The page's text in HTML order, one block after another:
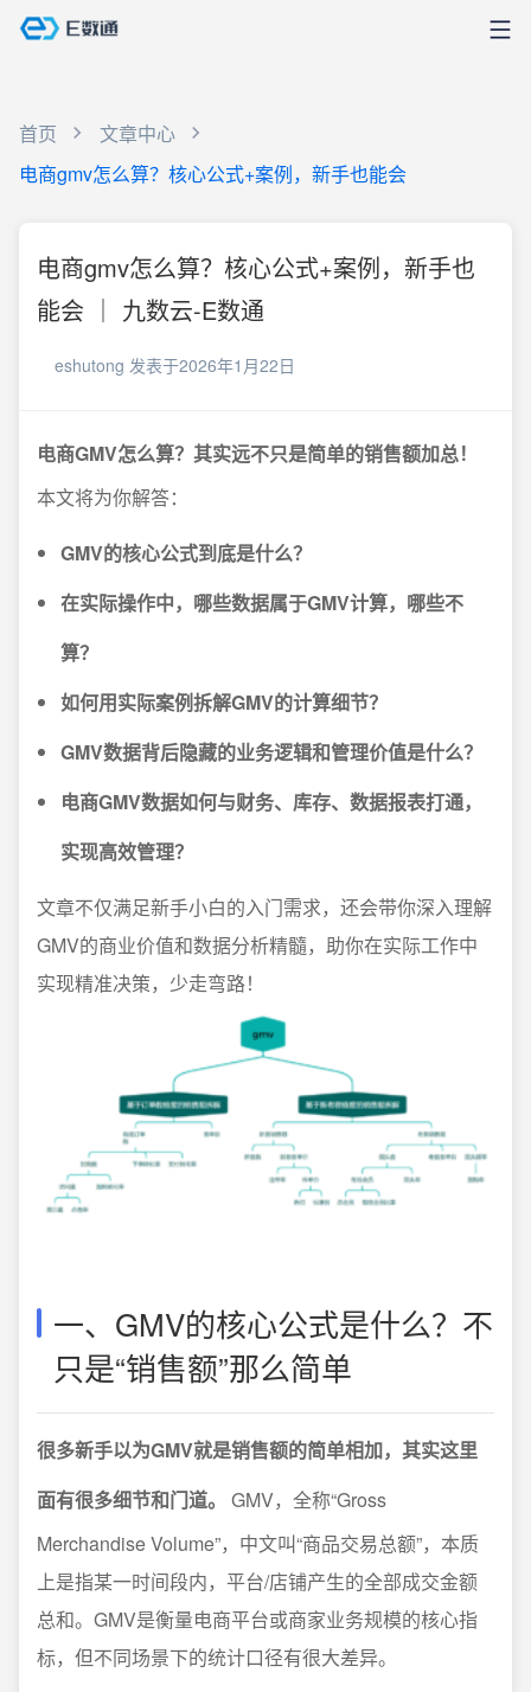
首页
文章中心
电商gmv怎么算？核心公式+案例，新手也能会
电商gmv怎么算？核心公式+案例，新手也
能会 ｜ 九数云-E数通
eshutong 发表于2026年1月22日
电商GMV怎么算？其实远不只是简单的销售额加总！
本文将为你解答：
GMV的核心公式到底是什么？
在实际操作中，哪些数据属于GMV计算，哪些不
算？
如何用实际案例拆解GMV的计算细节？
GMV数据背后隐藏的业务逻辑和管理价值是什么？
电商GMV数据如何与财务、库存、数据报表打通，
实现高效管理？
文章不仅满足新手小白的入门需求，还会带你深入理解
GMV的商业价值和数据分析精髓，助你在实际工作中
实现精准决策，少走弯路！
一、GMV的核心公式是什么？不
只是“销售额”那么简单
很多新手以为GMV就是销售额的简单相加，其实这里
面有很多细节和门道。
GMV，全称“Gross
Merchandise Volume”，中文叫“商品交易总额”，本质
上是指某一时间段内，平台/店铺产生的全部成交金额
总和。GMV是衡量电商平台或商家业务规模的核心指
标，但不同场景下的统计口径有很大差异。